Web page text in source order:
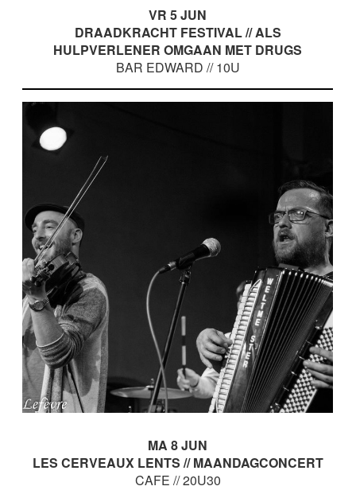
VR 5 JUN
DRAADKRACHT FESTIVAL // ALS
HULPVERLENER OMGAAN MET DRUGS
BAR EDWARD // 10U
MA 8 JUN
LES CERVEAUX LENTS // MAANDAGCONCERT
CAFE // 20U30